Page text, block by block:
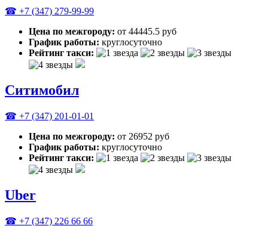
☎ +7 (347) 279-99-99
Цена по межгороду: от 44445.5 руб
График работы: круглосуточно
Рейтинг такси:
Ситимобил
☎ +7 (347) 201-01-01
Цена по межгороду: от 26952 руб
График работы: круглосуточно
Рейтинг такси:
Uber
☎ +7 (347) 226 66 66